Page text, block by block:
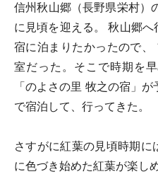
信州秋山郷（長野県栄村）
に見頃を迎える。 秋山郷
宿に泊まりたかったので
室だった。そこで時期を
「のよさの里 牧之の宿」
で宿泊して、行ってきた。
さすがに紅葉の見頃時期に
に色づき始めた紅葉が楽しめ